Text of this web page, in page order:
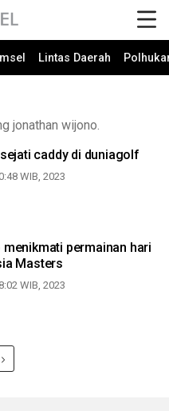
Lintas Daerah
jonathan wijono.
caddy di duniagolf
WIB, 2023
permainan hari
Masters
WIB, 2023